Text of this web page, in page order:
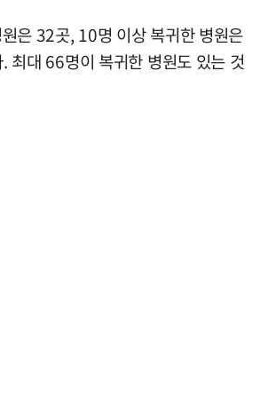
은 32곳, 10명 이상 복귀한 병원은
최대 66명이 복귀한 병원도 있는 것